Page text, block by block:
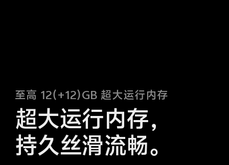
超大运行内存，
持久丝滑流畅。